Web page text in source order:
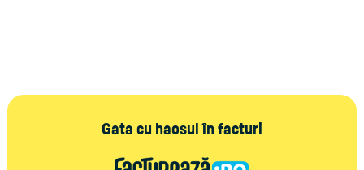
Gata cu haosul în facturi